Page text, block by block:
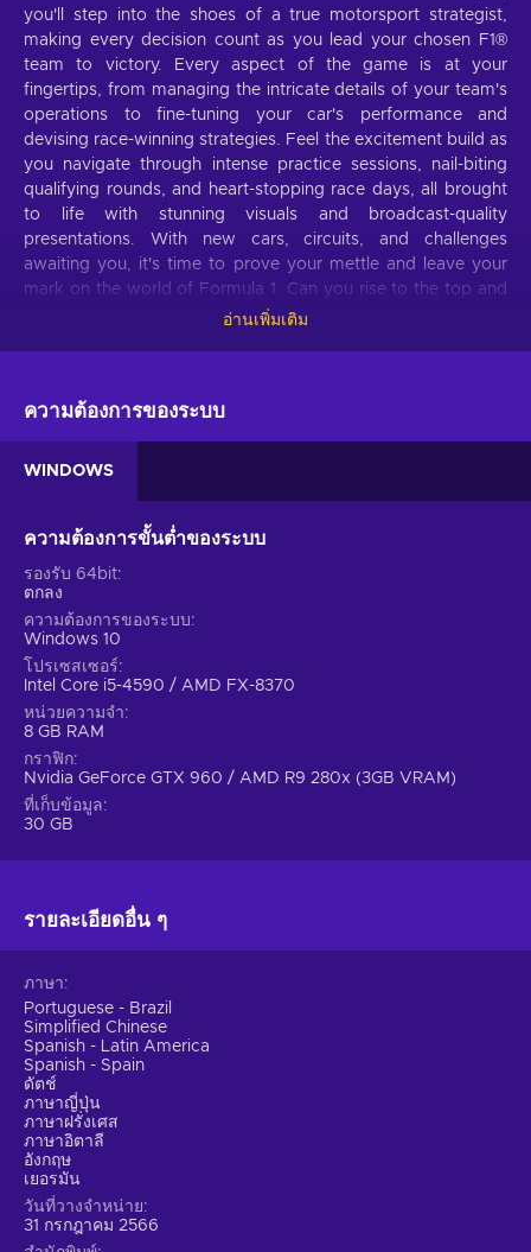
you'll step into the shoes of a true motorsport strategist,
making every decision count as you lead your chosen F1®
team to victory. Every aspect of the game is at your
fingertips, from managing the intricate details of your team's
operations to fine-tuning your car's performance and
devising race-winning strategies. Feel the excitement build as
you navigate through intense practice sessions, nail-biting
qualifying rounds, and heart-stopping race days, all brought
to life with stunning visuals and broadcast-quality
presentations. With new cars, circuits, and challenges
awaiting you, it's time to prove your mettle and leave your
mark on the world of Formula 1. Can you rise to the top and
become the ultimate F1 Manager? Find out with F1 Manager
New Race Replay Mode.Relive thrilling races and key
moments from the 2023 FIA Formula One World
F1 with Race Replay, which utilizes real-world F1 data from
live races;
Starting Grid.
starting positions from every race in the 2023 season and
experience the same challenges faced by the drivers;
Race Moments.
pivotal moments of real races from the 2023 season.
Make split-second decisions that can define the outcome
of the race and challenge yourself with different scenarios;
Fine-Tuned Racing Simulation.
dynamic tire temperature simulation. See the race from
Driver Tactics & Confidence.
and lows of the drivers as they compete for victory. Spin,
pit stop errors, and failed overtakes can affect a driver's
confidence, so use Driver Tactics options to instruct your
drivers on approaching the race and winning important
battles for positions;
Enhanced Management Experience.
ultimate motorsport challenge with enhanced depth and
detail. Scout young talent from the F2 and F3
championships as older drivers regress. Balance car
อ่านเพิ่มเติม
ความต้องการของระบบ
WINDOWS
ความต้องการขั้นต่ำของระบบ
รองรับ 64bit
ตกลง
ความต้องการของระบบ
Windows 10
โปรเซสเซอร์
Intel Core i5-4590 / AMD FX-8370
หน่วยความจำ
8 GB RAM
กราฟิก
Nvidia GeForce GTX 960 / AMD R9 280x (3GB VRAM)
ที่เก็บข้อมูล
30 GB
รายละเอียดอื่น ๆ
ภาษา
Portuguese - Brazil
Simplified Chinese
Spanish - Latin America
Spanish - Spain
ดัตช์
ภาษาญี่ปุ่น
ภาษาฝรั่งเศส
ภาษาอิตาลี
อังกฤษ
เยอรมัน
วันที่วางจำหน่าย
31 กรกฎาคม 2566